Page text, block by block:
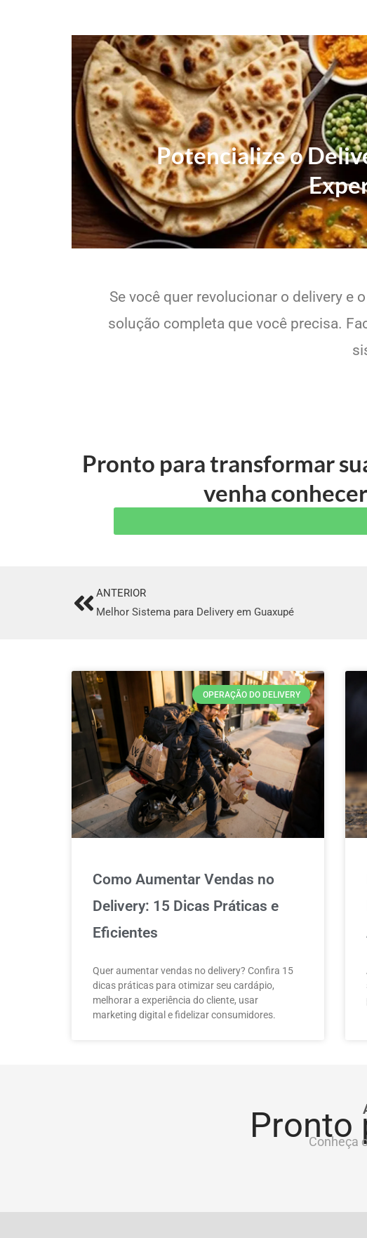
Potencialize o
Se você quer revolucionar o delivery e
solução completa que você precisa.
Pronto para transformar
venha
PrevANTERIOR
Melhor Sistema para Delivery em Guaxupé
OPERAÇÃO DO DELIVERY
Como Aumentar Vendas no
Delivery: 15 Dicas Práticas e
Eficientes
Quer aumentar vendas no delivery? Confira 15
dicas práticas para otimizar seu cardápio,
melhorar a experiência do cliente, usar
marketing digital e fidelizar consumidores.
Pronto
Conheça